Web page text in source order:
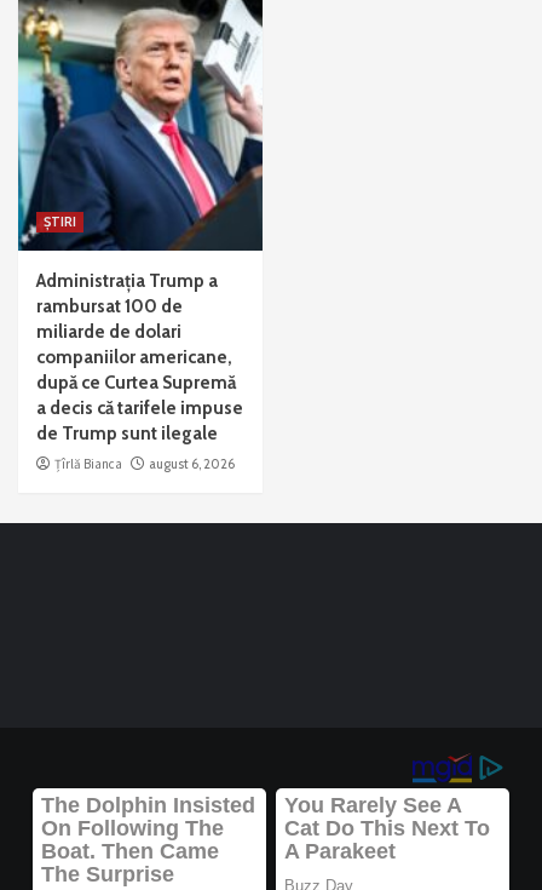
ȘTIRI
Administrația Trump a
rambursat 100 de
miliarde de dolari
companiilor americane,
după ce Curtea Supremă
a decis că tarifele impuse
de Trump sunt ilegale
Țîrlă Bianca august 6, 2026